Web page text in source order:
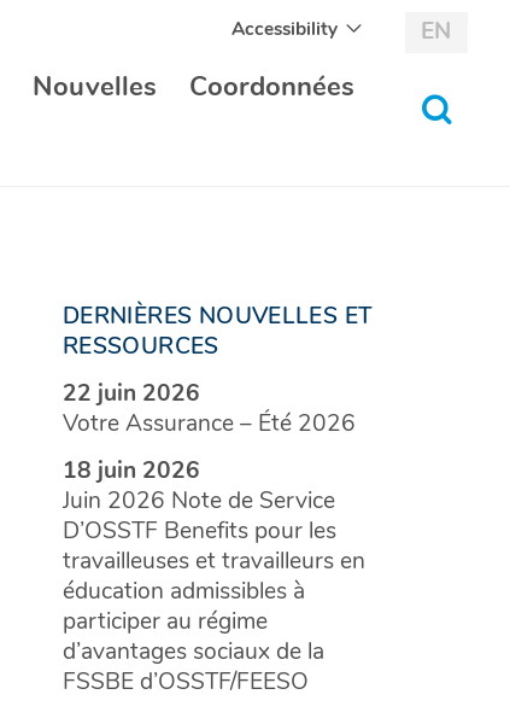
Nouvelles Coordonnées
Accessibility EN
DERNIÈRES NOUVELLES ET
RESSOURCES
22 juin 2026
Votre Assurance – Été 2026
18 juin 2026
Juin 2026 Note de Service
D’OSSTF Benefits pour les
travailleuses et travailleurs en
éducation admissibles à
participer au régime
d’avantages sociaux de la
FSSBE d’OSSTF/FEESO